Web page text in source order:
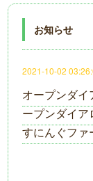
お知らせ
2021-10-02
オープンダ
ープンダイア
すにんぐファ